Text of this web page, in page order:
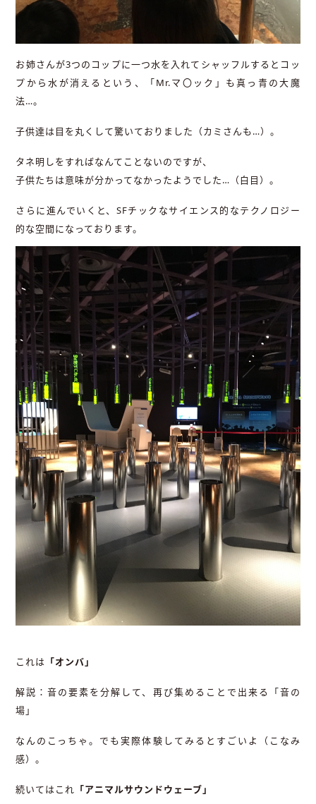
お姉さんが3つのコップに一つ水を入れてシャッフルするとコッ
プから水が消えるという、「Mr.マ〇ック」も真っ青の大魔
法…。
子供達は目を丸くして驚いておりました（カミさんも…）。
タネ明しをすればなんてことないのですが、
子供たちは意味が分かってなかったようでした…（白目）。
さらに進んでいくと、SFチックなサイエンス的なテクノロジー
的な空間になっております。
これは 「オンバ」
解説：音の要素を分解して、再び集めることで出来る「音の
場」
なんのこっちゃ。でも実際体験してみるとすごいよ（こなみ
感）。
続いてはこれ 「アニマルサウンドウェーブ」